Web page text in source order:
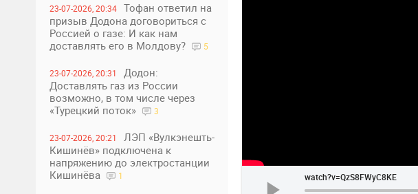
23-07-2026, 20:34
Тофан ответил на
призыв Додона договориться с
Россией о газе: И как нам
доставлять его в Молдову?
5
23-07-2026, 20:31
Додон:
Доставлять газ из России
возможно, в том числе через
«Турецкий поток»
3
23-07-2026, 20:21
ЛЭП «Вулкэнешть-
Кишинёв» подключена к
напряжению до электростанции
Кишинёва
1 watch?v=QzS8FWyC8KE